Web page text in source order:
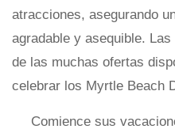
atracciones, asegurando
agradable y asequible.
de las muchas ofertas
celebrar los Myrtle Beach
Comience sus